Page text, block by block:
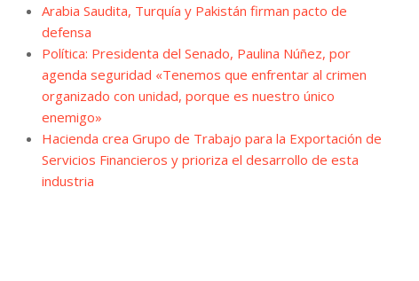
Arabia Saudita, Turquía y Pakistán firman pacto de
defensa
Política: Presidenta del Senado, Paulina Núñez, por
agenda seguridad «Tenemos que enfrentar al crimen
organizado con unidad, porque es nuestro único
enemigo»
Hacienda crea Grupo de Trabajo para la Exportación de
Servicios Financieros y prioriza el desarrollo de esta
industria